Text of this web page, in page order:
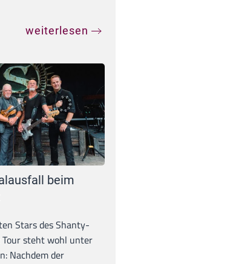
weiterlesen
beim
Stars des Shanty-
steht wohl unter
Nachdem der